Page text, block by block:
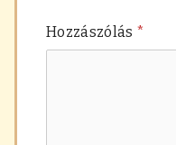
Hozzászólás *